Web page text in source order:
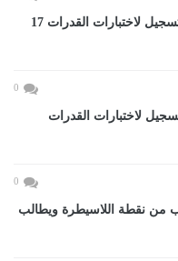
تنسيق الجامعات 2026.. إتاحة التسجيل لاختبارات القدرات 17
0
رابط التسجيل لاختبارات القدرات
0
من نقطة اللاسيطرة ويطالب